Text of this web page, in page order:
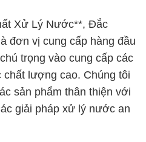
Xử Lý Nước**, Đắc
đơn vị cung cấp hàng đầu
trọng vào cung cấp các
lượng cao. Chúng tôi
sản phẩm thân thiện với
giải pháp xử lý nước an